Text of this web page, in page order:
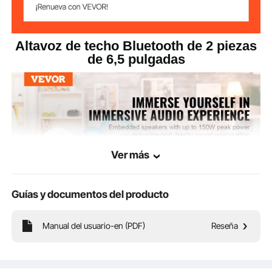
x profundidad)
Altavoz de techo Bluetooth de 2 piezas
de 6,5 pulgadas
Ver más
Guías y documentos del producto
Manual del usuario-en (PDF) Reseña